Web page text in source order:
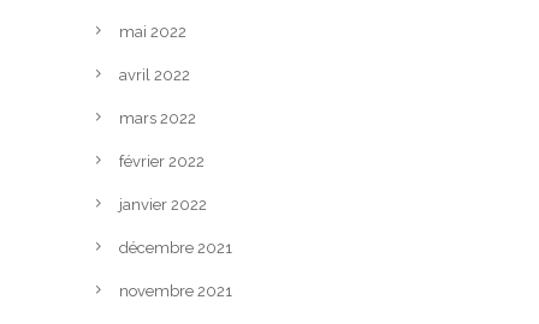
mai 2022
avril 2022
mars 2022
février 2022
janvier 2022
décembre 2021
novembre 2021